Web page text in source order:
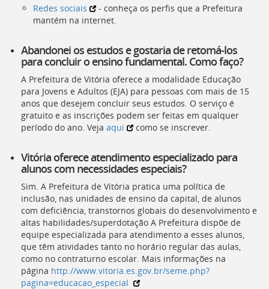
Redes sociais
- conheça os perfis que a Prefeitura
mantém na internet.
Abandonei os estudos e gostaria de retomá-los
para concluir o ensino fundamental. Como faço?
A Prefeitura de Vitória oferece a modalidade Educação
para Jovens e Adultos (EJA) para pessoas com mais de 15
anos que desejem concluir seus estudos. O serviço é
gratuito e as inscrições podem ser feitas em qualquer
período do ano. Veja aqui como se inscrever.
Vitória oferece atendimento especializado para
alunos com necessidades especiais?
Sim. A Prefeitura de Vitória pratica uma política de
inclusão, nas unidades de ensino da capital, de alunos
com deficiência, transtornos globais do desenvolvimento e
altas habilidades/superdotação A Prefeitura dispõe de
equipe especializada para atendimento a esses alunos,
que têm atividades tanto no horário regular das aulas,
como no contraturno escolar. Mais informações na
página http://www.vitoria.es.gov.br/seme.php?
pagina=educacao_especial